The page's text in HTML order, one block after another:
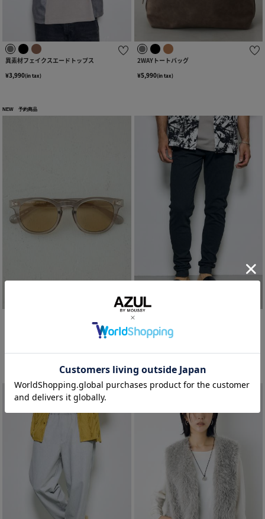
異素材フェイクスエードトップス
¥3,990(in tax)
2WAYトートバッグ
¥5,990(in tax)
NEW 予約商品
EASY ACTION SLIM JOGGER 2ND
予約商品